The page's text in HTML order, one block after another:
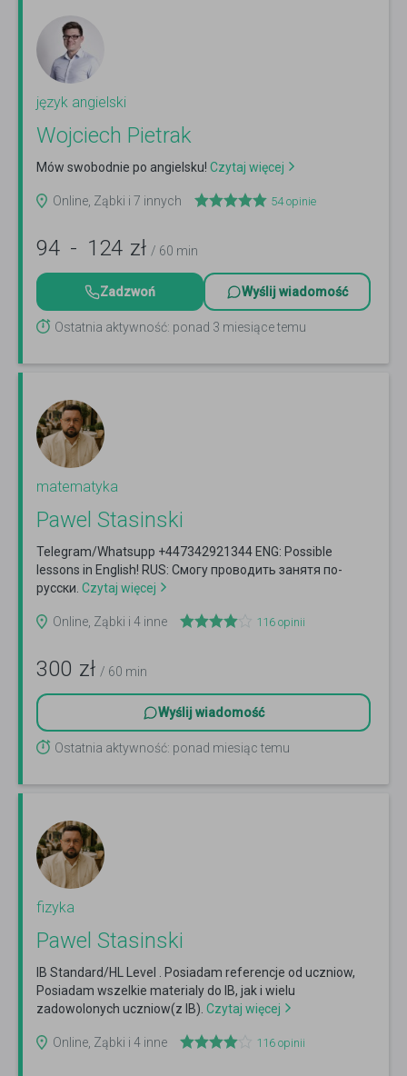
język angielski
Wojciech Pietrak
Mów swobodnie po angielsku! Czytaj więcej
Online, Ząbki i 7 innych 54opinie
94 - 124 zł / 60 min
Zadzwoń Wyślij wiadomość
Ostatnia aktywność: ponad 3 miesiące temu
matematyka
Pawel Stasinski
Telegram/Whatsupp +447342921344 ENG: Possible
lessons in English! RUS: Смогу проводить занятя по-
русски. Czytaj więcej
Online, Ząbki i 4 inne 116 opinii
300 zł / 60 min
Wyślij wiadomość
Ostatnia aktywność: ponad miesiąc temu
fizyka
Pawel Stasinski
IB Standard/HL Level . Posiadam referencje od uczniow,
Posiadam wszelkie materialy do IB, jak i wielu
zadowolonych uczniow(z IB). Czytaj więcej
Online, Ząbki i 4 inne 116 opinii